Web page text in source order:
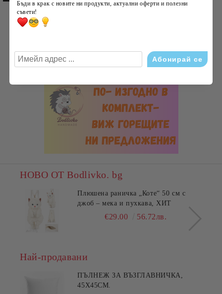
НОВО ОТ Bodlivko. bg
Плюшена раничка „Коте“ 50 см с
джоб – мека и пухкава, ХИТ
€29.00 56.72лв.
Най-продавани
ПЪЛНЕЖ ЗА ВЪЗГЛАВНИЧКА,
45X45СМ.
Бъди в крак с новите ни продукти, актуални оферти и полезни
съвети!